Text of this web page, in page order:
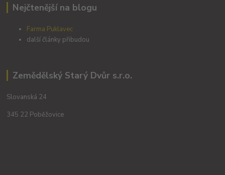
Nejčtenější na blogu
Farma Puklavec
další články přibudou
Zemědělský Starý Dvůr s.r.o.
Slovanská 24
345 22 Poběžovice